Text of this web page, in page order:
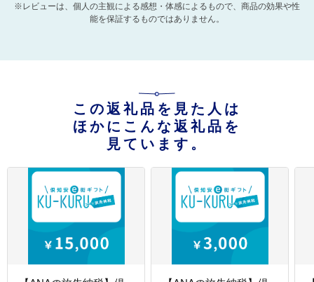
※レビューは、個人の主観による感想・体感によるもので、商品の効果や性
能を保証するものではありません。
この返礼品を見た人は
ほかにこんな返礼品を
見ています。